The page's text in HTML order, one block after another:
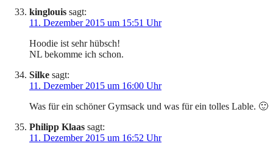
kinglouis sagt:
11. Dezember 2015 um 15:51 Uhr
Hoodie ist sehr hübsch!
NL bekomme ich schon.
Silke sagt:
11. Dezember 2015 um 16:00 Uhr
Was für ein schöner Gymsack und was für ein tolles Lable. 🙂
Philipp Klaas sagt:
11. Dezember 2015 um 16:52 Uhr